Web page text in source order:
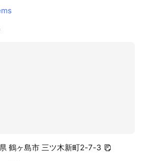
火曜・水曜定休（祝日は営業）
注意ください
鶴ヶ島市 三ツ木新町2-7-3